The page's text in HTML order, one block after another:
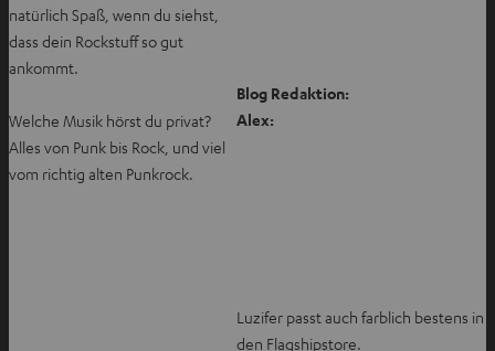
natürlich Spaß, wenn du siehst,
dass dein Rockstuff so gut
ankommt.
Blog Redaktion:
Welche Musik hörst du privat? Alex:
Alles von Punk bis Rock, und viel
vom richtig alten Punkrock.
Luzifer passt auch farblich bestens in
den Flagshipstore.